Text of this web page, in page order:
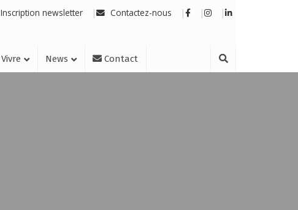
Inscription newsletter Contactez-nous
Vivre News Contact